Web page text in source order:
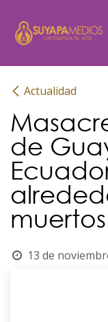
Actualidad
de
muertos
13 de